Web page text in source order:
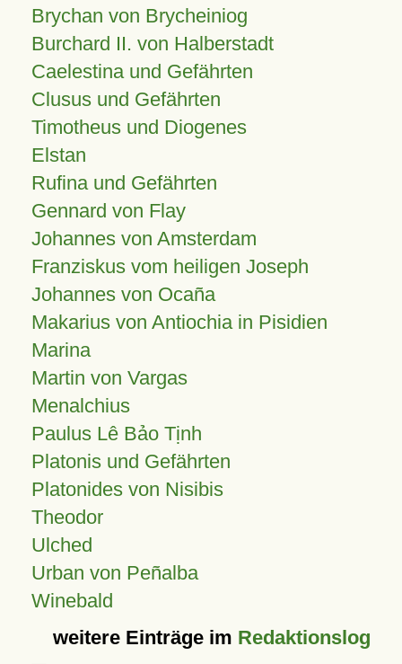
Brychan von Brycheiniog
Burchard II. von Halberstadt
Caelestina und Gefährten
Clusus und Gefährten
Timotheus und Diogenes
Elstan
Rufina und Gefährten
Gennard von Flay
Johannes von Amsterdam
Franziskus vom heiligen Joseph
Johannes von Ocaña
Makarius von Antiochia in Pisidien
Marina
Martin von Vargas
Menalchius
Paulus Lê Bảo Tịnh
Platonis und Gefährten
Platonides von Nisibis
Theodor
Ulched
Urban von Peñalba
Winebald
weitere Einträge im Redaktionslog